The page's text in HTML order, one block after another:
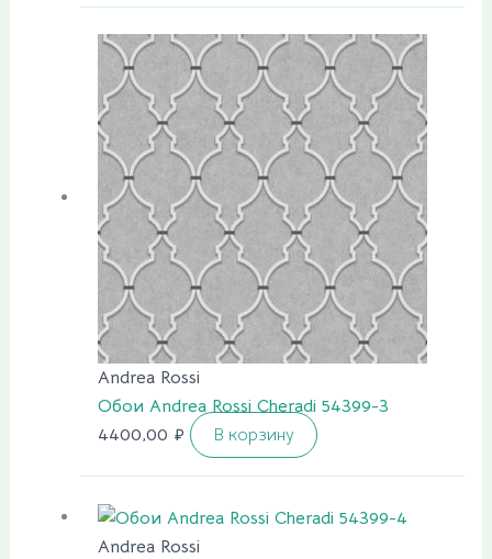
Andrea Rossi
Обои Andrea Rossi Cheradi 54399-3
4400,00 ₽ В корзину
Andrea Rossi